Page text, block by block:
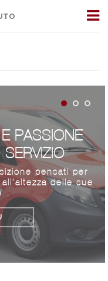
PASSIONE
pensati per
delle sue